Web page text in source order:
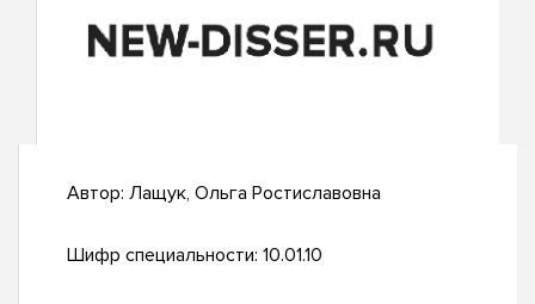
Автор: Лащук, Ольга Ростиславовна
Шифр специальности: 10.01.10